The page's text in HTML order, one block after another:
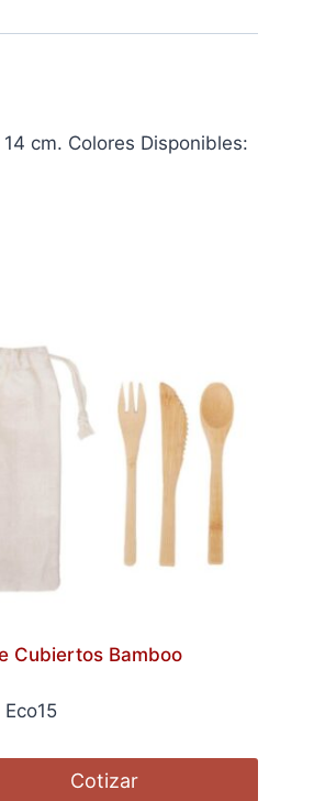
cm. Colores Disponibles:
Cubiertos Bamboo
Cotizar